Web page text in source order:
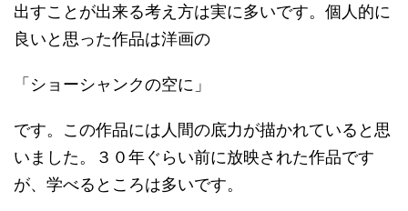
出すことが出来る考え方は実に多いです。個人的に
良いと思った作品は洋画の
「ショーシャンクの空に」
です。この作品には人間の底力が描かれていると思
いました。３０年ぐらい前に放映された作品です
が、学べるところは多いです。